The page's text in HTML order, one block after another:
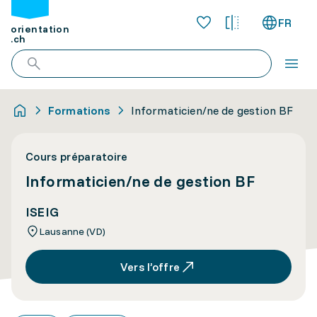
orientation
.ch
FR
Formations Informaticien/ne de gestion BF
Cours préparatoire
Informaticien/ne de gestion BF
ISEIG
Lausanne (VD)
Vers l’offre